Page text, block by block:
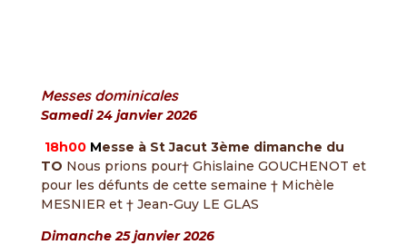
Messes dominicales
Samedi 24 janvier 2026
18h00 Messe à St Jacut 3ème dimanche du
TO Nous prions pour† Ghislaine GOUCHENOT et
pour les défunts de cette semaine † Michèle
MESNIER et † Jean-Guy LE GLAS
Dimanche 25 janvier 2026